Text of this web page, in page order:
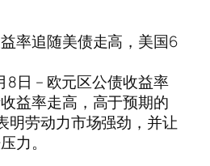
率追随美债走高，美国6
8日 – 欧元区公债收益率
益率走高，高于预期的
明劳动力市场强劲，并让
力。